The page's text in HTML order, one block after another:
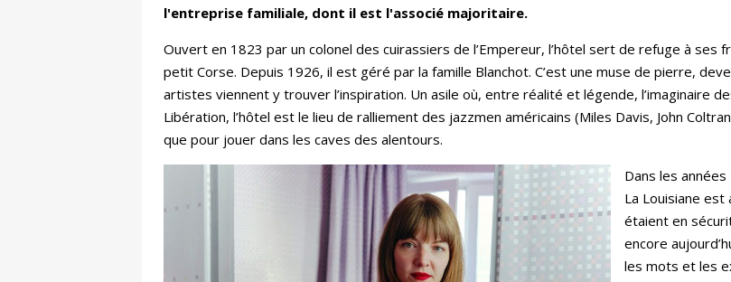
l'entreprise familiale, dont il est l'associé majoritaire.
Ouvert en 1823 par un colonel des cuirassiers de l’Empereur, l’hôtel sert de refuge à ses
petit Corse. Depuis 1926, il est géré par la famille Blanchot. C’est une muse de pierre,
artistes viennent y trouver l’inspiration. Un asile où, entre réalité et légende, l’imaginaire
Libération, l’hôtel est le lieu de ralliement des jazzmen américains (Miles Davis, John
que pour jouer dans les caves des alentours.
Dans les
La Louisiane est
étaient en
encore
les mots et les